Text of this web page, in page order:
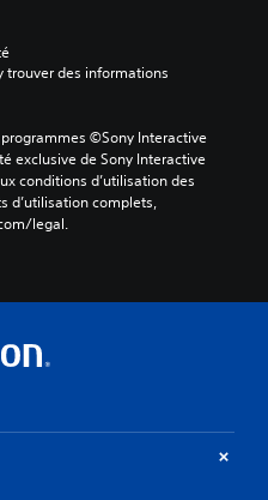
©Sony Interactive
exclusive de Sony Interactive
conditions d’utilisation des
d’utilisation complets,
legal.